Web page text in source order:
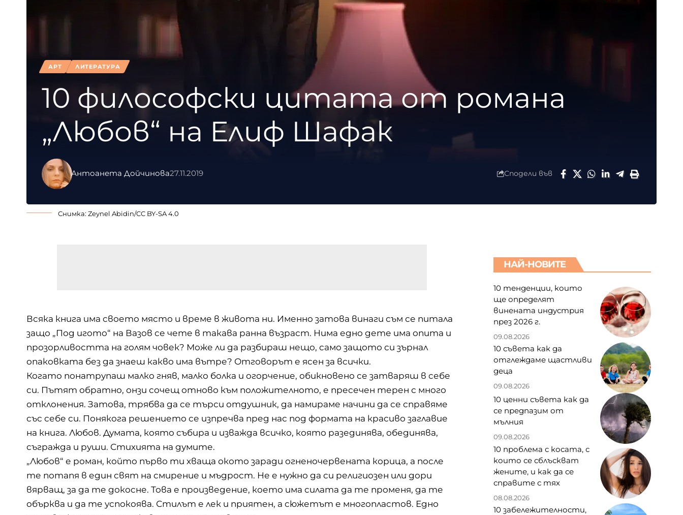
АРТ ЛИТЕРАТУРА
10 философски цитата от романа
„Любов“ на Елиф Шафак
Антоанета Дойчинова27.11.2019 Сподели във
Снимка: Zeynel Abidin/CC BY-SA 4.0
Всяка книга има своето място и време в живота ни. Именно затова винаги съм се питала
защо „Под игото“ на Вазов се чете в такава ранна възраст. Нима едно дете има опита и
прозорливостта на голям човек? Може ли да разбираш нещо, само защото си зърнал
опаковката без да знаеш какво има вътре? Отговорът е ясен за всички.
Когато понатрупаш малко гняв, малко болка и огорчение, обикновено се затваряш в себе
си. Пътят обратно, онзи сочещ отново към положителното, е пресечен терен с много
отклонения. Затова, трябва да се търси отдушник, да намираме начини да се справяме
със себе си. Понякога решението се изпречва пред нас под формата на красиво заглавие
на книга. Любов. Думата, която събира и изважда всичко, която разединява, обединява,
съгражда и руши. Стихията на думите.
„Любов“ е роман, който първо ти хваща окото заради огненочервената корица, а после
те потапя в един свят на смирение и мъдрост. Не е нужно да си религиозен или дори
вярващ, за да те докосне. Това е произведение, което има силата да те променя, да те
обърква и да те успокоява. Стилът е лек и приятен, а сюжетът е многопластов. Едно
НАЙ-НОВИТЕ
10 тенденции, които
ще определят
винената индустрия
през 2026 г.
09.08.2026
10 съвета как да
отглеждаме щастливи
деца
09.08.2026
10 ценни съвета как да
се предпазим от
мълния
09.08.2026
10 проблема с косата, с
които се сблъскват
жените, и как да се
справите с тях
08.08.2026
10 забележителности,